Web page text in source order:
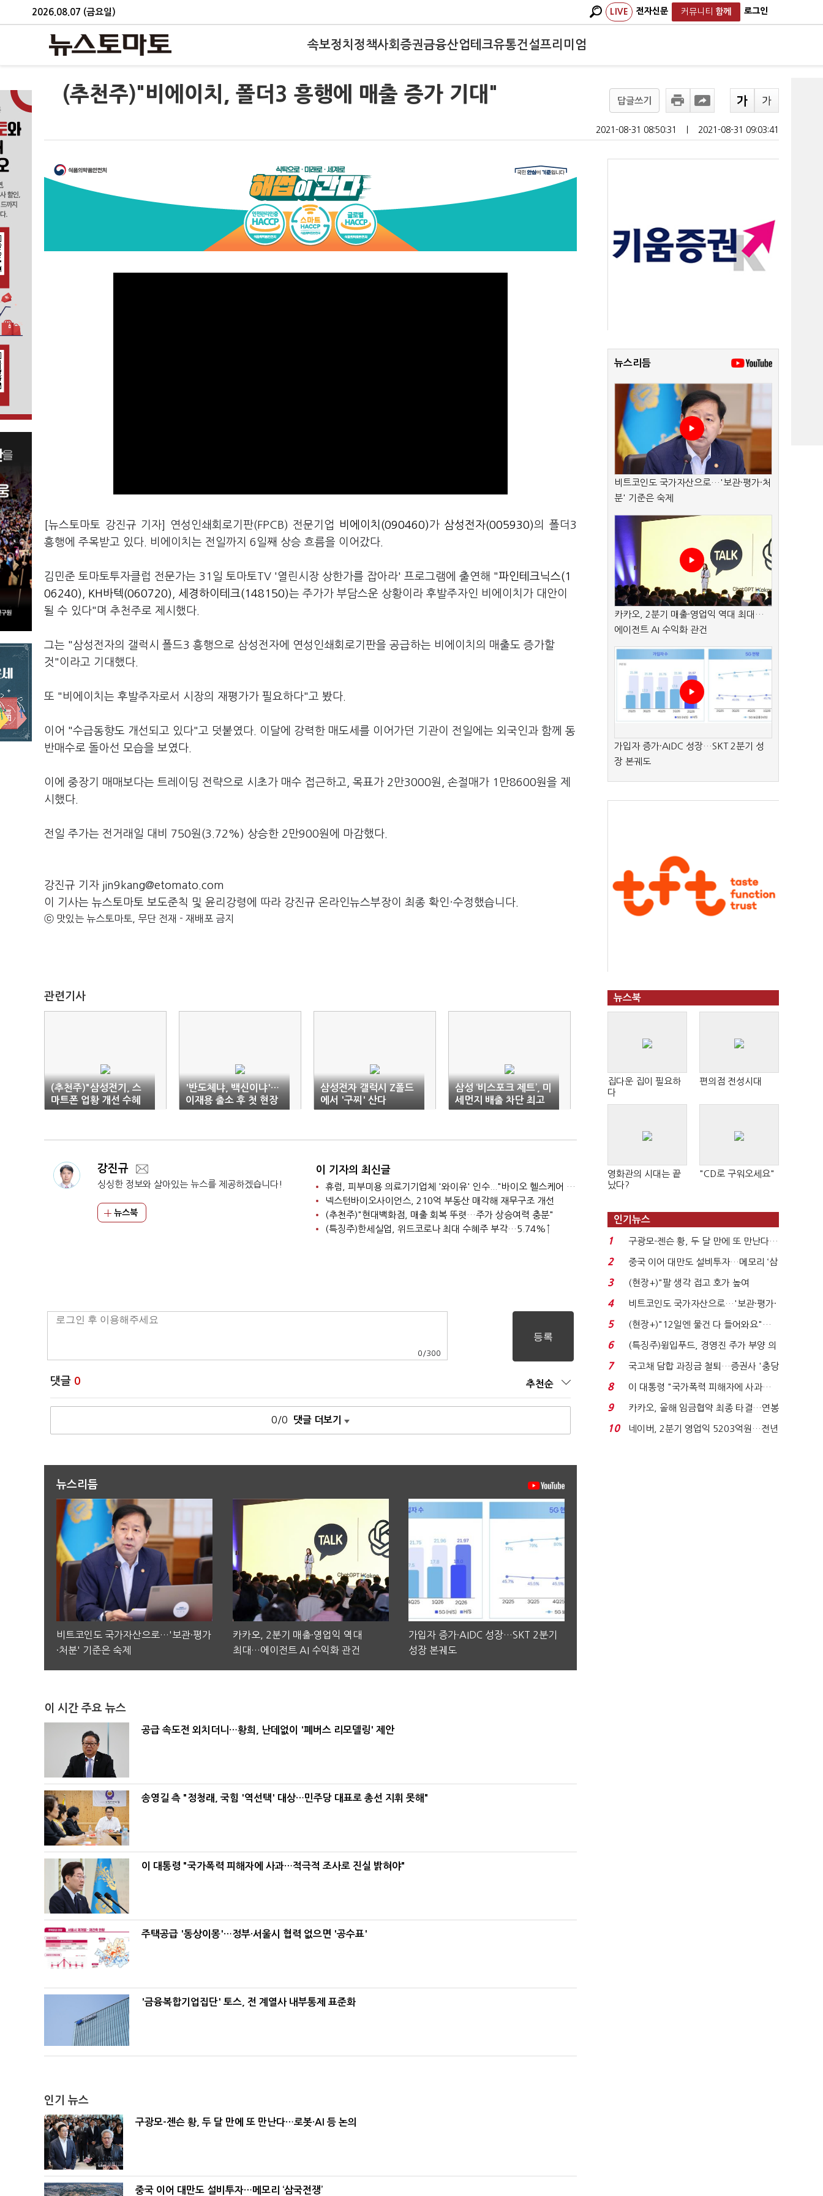
2026.08.07 (금요일) LIVE 전자신문 커뮤니티 함께 로그인
속보정치 정책사회 증권금융산업테크유통건설프리미엄
(추천주)"비에이치, 폴더3 흥행에 매출 증가 기대" 답글쓰기
2021-08-31 08:50:31 2021-08-31 09:03:41
[뉴스토마토 강진규 기자] 연성인쇄회로기판(FPCB) 전문기업 비에이치(090460)가 삼성전자(005930)의 폴더3
흥행에 주목받고 있다. 비에이치는 전일까지 6일째 상승 흐름을 이어갔다.
김민준 토마토투자클럽 전문가는 31일 토마토TV '열린시장 상한가를 잡아라' 프로그램에 출연해 "파인테크닉스(1
06240)
KH바텍(060720) 세경하이테크(148150)는 주가가 부담스운 상황이라 후발주자인 비에이치가 대안이
될 수 있다"며 추천주로 제시했다.
그는 "삼성전자의 갤럭시 폴드3 흥행으로 삼성전자에 연성인쇄회로기판을 공급하는 비에이치의 매출도 증가할
것"이라고 기대했다.
또 "비에이치는 후발주자로서 시장의 재평가가 필요하다"고 봤다.
이어 "수급동향도 개선되고 있다"고 덧붙였다. 이달에 강력한 매도세를 이어가던 기관이 전일에는 외국인과 함께 동
반매수로 돌아선 모습을 보였다.
이에 중장기 매매보다는 트레이딩 전략으로 시초가 매수 접근하고, 목표가 2만3000원, 손절매가 1만8600원을 제
시했다.
전일 주가는 전거래일 대비 750원(3.72%) 상승한 2만900원에 마감했다.
강진규 기자 jin9kang@etomato.com
이 기사는 뉴스토마토 보도준칙 및 윤리강령에 따라 강진규 온라인뉴스부장이 최종 확인·수정했습니다.
ⓒ 맛있는 뉴스토마토, 무단 전재 - 재배포 금지
관련기사
(추천주)"삼성전기, 스
마트폰 업황 개선 수혜
기대"
'반도체냐, 백신이냐'…
이재용 출소 후 첫 현장
경영은
삼성전자 갤럭시 Z폴드
에서 '구찌' 산다
삼성 ‘비스포크 제트’, 미
세먼지 배출 차단 최고
등급 획득
강진규
싱싱한 정보와 살아있는 뉴스를 제공하겠습니다!
뉴스북
이 기자의 최신글
휴럼, 피부미용 의료기기업체 '와이유' 인수..."바이오 헬스케어 사업 확장"
넥스턴바이오사이언스, 210억 부동산 매각해 재무구조 개선
(추천주)"현대백화점, 매출 회복 뚜렷…주가 상승여력 충분"
(특징주)한세실업, 위드코로나 최대 수혜주 부각…5.74%↑
0 /300
댓글 0 추천순
0/0 댓글 더보기
뉴스리듬
비트코인도 국가자산으로…'보관·평가
·처분' 기준은 숙제
카카오, 2분기 매출·영업익 역대
최대…에이전트 AI 수익화 관건
가입자 증가·AIDC 성장…SKT 2분기
성장 본궤도
이 시간 주요 뉴스
공급 속도전 외치더니…황희, 난데없이 '폐버스 리모델링' 제안
송영길 측 "정청래, 국힘 '역선택' 대상…민주당 대표로 총선 지휘 못해"
이 대통령 "국가폭력 피해자에 사과…적극적 조사로 진실 밝혀야"
주택공급 '동상이몽'…정부·서울시 협력 없으면 '공수표'
'금융복합기업집단' 토스, 전 계열사 내부통제 표준화
인기 뉴스
구광모-젠슨 황, 두 달 만에 또 만난다…로봇·AI 등 논의
중국 이어 대만도 설비투자…메모리 ‘삼국전쟁’
뉴스리듬
비트코인도 국가자산으로…'보관·평가·처
분' 기준은 숙제
카카오, 2분기 매출·영업익 역대 최대…
에이전트 AI 수익화 관건
가입자 증가·AIDC 성장…SKT 2분기 성
장 본궤도
뉴스북
집다운 집이 필요하
다
편의점 전성시대
영화관의 시대는 끝
났다?
"CD로 구워오세요"
인기뉴스
1
구광모-젠슨 황, 두 달 만에 또 만난다…
로봇·AI 등 논...
2
중국 이어 대만도 설비투자…메모리 ‘삼
국전쟁’
3
(현장+)"팔 생각 접고 호가 높여
요"…'덜 똘똘한 한 채' 20...
4
비트코인도 국가자산으로…'보관·평가·
처분' 기준은 ...
5
(현장+)"12일엔 물건 다 들어와요"…
빈 매대 채우며 문 연 ...
6
(특징주)윙입푸드, 경영진 주가 부양 의
지에 상한가...
7
국고채 담합 과징금 철퇴…증권사 '충당
금 폭탄' 우려...
8
이 대통령 "국가폭력 피해자에 사과…
적극적 조사로 진...
9
카카오, 올해 임금협약 최종 타결…연봉
6.3% 인상·격려...
10
네이버, 2분기 영업익 5203억원…전년